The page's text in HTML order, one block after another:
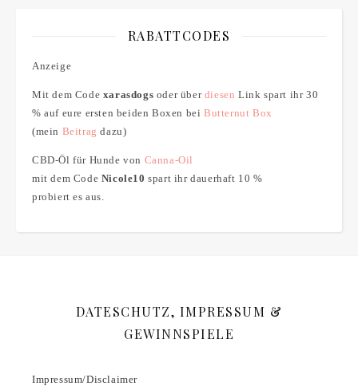
RABATTCODES
Anzeige
Mit dem Code xarasdogs oder über diesen Link spart ihr 30
% auf eure ersten beiden Boxen beiButternut Box
(mein Beitrag dazu)
CBD-Öl für Hunde von Canna-Oil
mit dem Code Nicole10 spart ihr dauerhaft 10 %
probiert es aus.
DATESCHUTZ, IMPRESSUM &
GEWINNSPIELE
Impressum/Disclaimer